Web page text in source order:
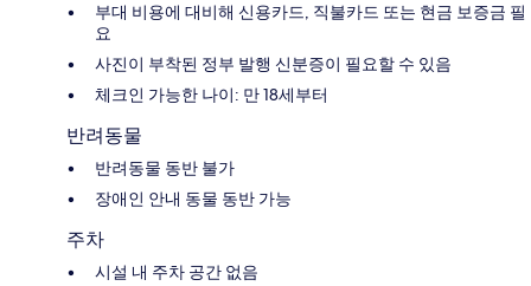
부대 비용에 대비해 신용카드, 직불카드 또는 현금 보증금 필
요
사진이 부착된 정부 발행 신분증이 필요할 수 있음
체크인 가능한 나이: 만 18세부터
반려동물
반려동물 동반 불가
장애인 안내 동물 동반 가능
주차
시설 내 주차 공간 없음